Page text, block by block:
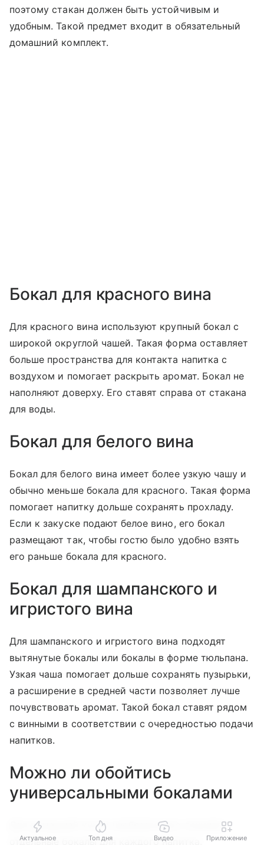
поэтому стакан должен быть устойчивым и
удобным. Такой предмет входит в обязательный
домашний комплект.
Бокал для красного вина
Для красного вина используют крупный бокал с
широкой округлой чашей. Такая форма оставляет
больше пространства для контакта напитка с
воздухом и помогает раскрыть аромат. Бокал не
наполняют доверху. Его ставят справа от стакана
для воды.
Бокал для белого вина
Бокал для белого вина имеет более узкую чашу и
обычно меньше бокала для красного. Такая форма
помогает напитку дольше сохранять прохладу.
Если к закуске подают белое вино, его бокал
размещают так, чтобы гостю было удобно взять
его раньше бокала для красного.
Бокал для шампанского и
игристого вина
Для шампанского и игристого вина подходят
вытянутые бокалы или бокалы в форме тюльпана.
Узкая чаша помогает дольше сохранять пузырьки,
а расширение в средней части позволяет лучше
почувствовать аромат. Такой бокал ставят рядом
с винными в соответствии с очередностью подачи
напитков.
Можно ли обойтись
универсальными бокалами
Для домашней кухни необязательно покупать
отдельные бокалы для каждого напитка.
Актуальное Топ дня Видео Приложение